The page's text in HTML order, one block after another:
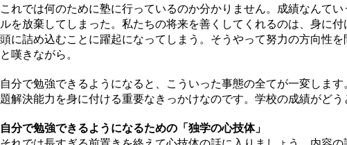
これでは何のために塾に行っているのか分かりません。成績なんて
ルを放棄してしまった。私たちの将来を善くしてくれるのは、身に
頭に詰め込むことに躍起になってしまう。そうやって努力の方向性
と嘆きながら。
自分で勉強できるようになると、こういった事態の全てが一変しま
題解決能力を身に付ける重要なきっかけなのです。学校の成績がど
自分で勉強できるようになるための「独学の心技体」